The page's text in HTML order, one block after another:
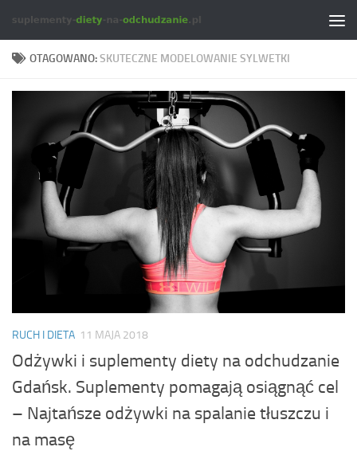
Skip to content
OTAGOWANO:SKUTECZNE MODELOWANIE SYLWETKI
RUCH I DIETA 11 MAJA 2018
Odżywki i suplementy diety na odchudzanie
Gdańsk. Suplementy pomagają osiągnąć cel
– Najtańsze odżywki na spalanie tłuszczu i
na masę